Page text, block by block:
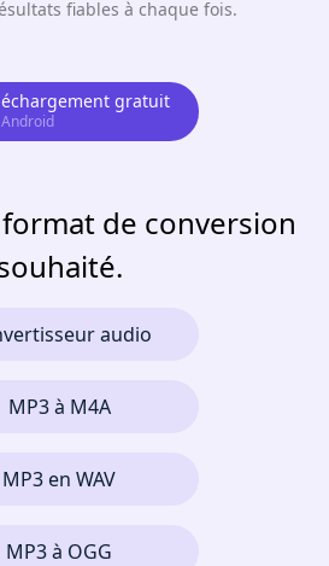
fiables à chaque fois.
gratuit
de conversion
audio
MP3 à M4A
MP3 en WAV
MP3 à OGG